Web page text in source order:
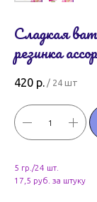
Сладкая
резинка
420 р. / 24 шт
5 гр./24 шт.
17,5 руб. за штуку